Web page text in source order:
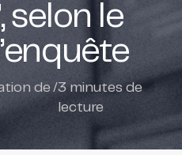
selon le
de /3 minutes de
lecture